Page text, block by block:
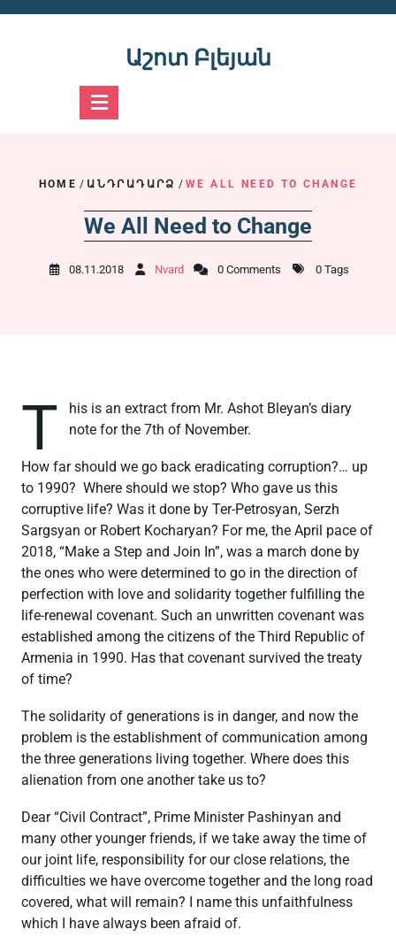
Աշոտ Բլեյան
HOME / ԱՆԴՐԱԴԱՐՁ / WE ALL NEED TO CHANGE
We All Need to Change
08.11.2018 Nvard 0 Comments 0 Tags
T
his is an extract from Mr. Ashot Bleyan’s diary
note for the 7th of November.
How far should we go back eradicating corruption?… up
to 1990? Where should we stop? Who gave us this
corruptive life? Was it done by Ter-Petrosyan, Serzh
Sargsyan or Robert Kocharyan? For me, the April pace of
2018, “Make a Step and Join In”, was a march done by
the ones who were determined to go in the direction of
perfection with love and solidarity together fulfilling the
life-renewal covenant. Such an unwritten covenant was
established among the citizens of the Third Republic of
Armenia in 1990. Has that covenant survived the treaty
of time?
The solidarity of generations is in danger, and now the
problem is the establishment of communication among
the three generations living together. Where does this
alienation from one another take us to?
Dear “Civil Contract”, Prime Minister Pashinyan and
many other younger friends, if we take away the time of
our joint life, responsibility for our close relations, the
difficulties we have overcome together and the long road
covered, what will remain? I name this unfaithfulness
which I have always been afraid of.